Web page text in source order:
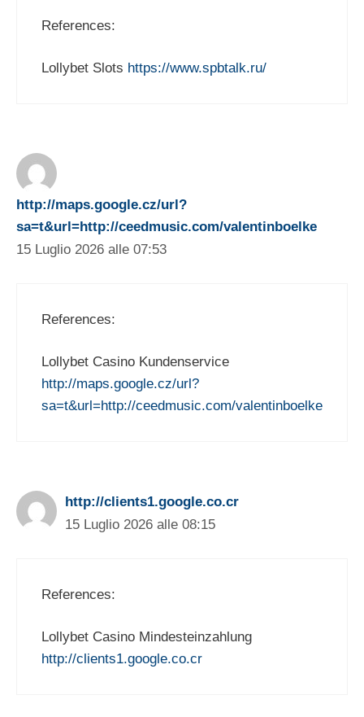
References:
Lollybet Slots https://www.spbtalk.ru/
http://maps.google.cz/url?
sa=t&url=http://ceedmusic.com/valentinboelke
15 Luglio 2026 alle 07:53
References:
Lollybet Casino Kundenservice
http://maps.google.cz/url?
sa=t&url=http://ceedmusic.com/valentinboelke
http://clients1.google.co.cr
15 Luglio 2026 alle 08:15
References:
Lollybet Casino Mindesteinzahlung
http://clients1.google.co.cr